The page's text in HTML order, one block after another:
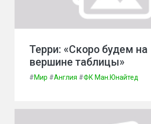
Терри: «Скоро будем на
вершине таблицы»
#Мир #Англия #ФК Ман.Юнайтед